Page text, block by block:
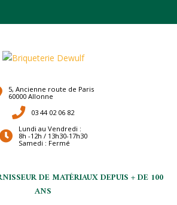
5, Ancienne route de Paris
60000 Allonne
03 44 02 06 82
Lundi au Vendredi :
8h -12h / 13h30-17h30
Samedi : Fermé
DE MATÉRIAUX DEPUIS + DE 100
ANS